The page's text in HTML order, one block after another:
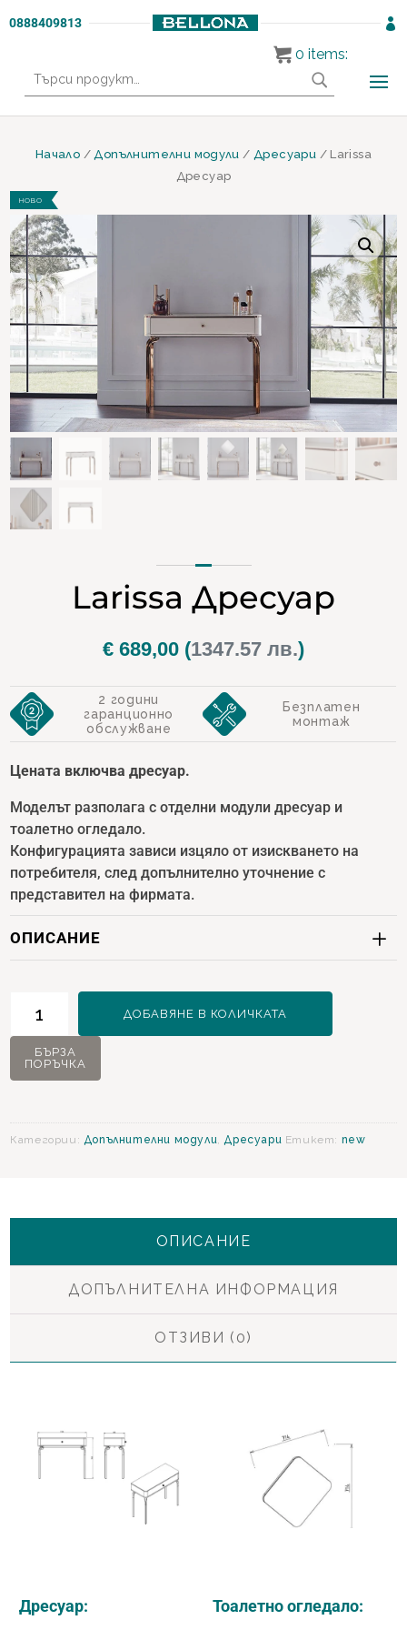
0888409813 
за:
Начало /Допълнителни модули /Дресуари / Larissa
Дресуар
НОВО
Larissa Дресуар
€ 689,00 (1347.57 лв.)
2 години
гаранционно
обслужване
Безплатен
монтаж
Цената включва дресуар.
Моделът разполага с отделни модули дресуар и
тоалетно огледало.
Конфигурацията зависи изцяло от изискването на
потребителя, след допълнително уточнение с
представител на фирмата.
ОПИСАНИЕ
Larissa
Дресуар
ДОБАВЯНЕ В КОЛИЧКАТА
БЪРЗА
ПОРЪЧКА
Категории: Допълнителни модули,Дресуари Етикет: new
ОПИСАНИЕ
ДОПЪЛНИТЕЛНА ИНФОРМАЦИЯ
ОТЗИВИ (0)
Дресуар: Тоалетно огледало:
0 items: